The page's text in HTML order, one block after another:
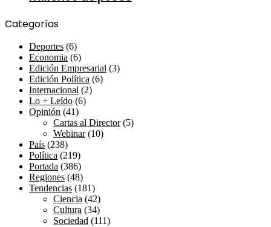
Categorías
Deportes (6)
Economia (6)
Edición Empresarial (3)
Edición Política (6)
Internacional (2)
Lo + Leído (6)
Opinión (41)
Cartas al Director(5)
Webinar(10)
País (238)
Política (219)
Portada (386)
Regiones (48)
Tendencias (181)
Ciencia (42)
Cultura (34)
Sociedad (111)